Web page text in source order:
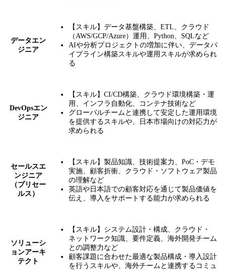
データエン
ジニア
【スキル】データ基盤構築、ETL、クラウド
（AWS/GCP/Azure）運用、Python、SQLなど
AIや分析プロジェクトの増加に伴い、データパ
イプライン構築スキルや運用スキルが求められ
る
DevOpsエン
ジニア
【スキル】CI/CD構築、クラウド環境構築・運
用、インフラ自動化、コンテナ技術など
グローバルチームと連携して安定した運用環境
を提供するスキルや、日本市場向けの対応力が
求められる
セールスエ
ンジニア
（プリセー
ルス）
【スキル】製品知識、技術提案力、PoC・デモ
実施、顧客折衝、クラウド・ソフトウェア製品
の理解など
英語や日本語での顧客対応を通じて製品価値を
伝え、導入をサポートする能力が求められる
ソリューシ
ョンアーキ
テクト
【スキル】システム設計・構成、クラウド・
ネットワーク知識、要件定義、海外開発チーム
との調整力など
顧客課題に合わせた最適な製品構成・導入設計
を行うスキルや、海外チームと連携するコミュ